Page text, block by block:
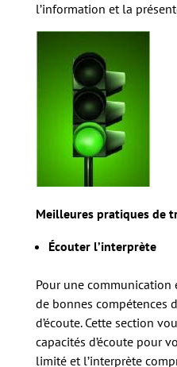
l’information et la
Meilleures pratiques de
Écouter l’interprète
Pour une communication
de bonnes compétences
d’écoute. Cette section
capacités d’écoute pour
limité et l’interprète